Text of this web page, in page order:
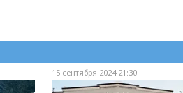
15 сентября 2024 21:30